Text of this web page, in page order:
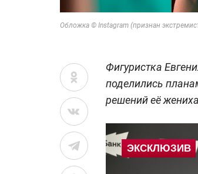
Обложка © Instagram (признан
Фигуристка
поделились
решений её